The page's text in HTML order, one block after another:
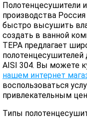
Полотенцесушители
производства
быстро высушить
создать в ванной
ТЕРА предлагает
AISI 304. Вы можете
нашем интернет
воспользоваться
привлекательным
Типы